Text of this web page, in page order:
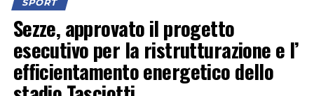
La società sportiva che negli anni si è fatta notare come
una delle più titolate d’Italia con podi in ogni fascia
SPORT
Sezze, approvato il progetto
esecutivo per la ristrutturazione e l’
efficientamento energetico dello